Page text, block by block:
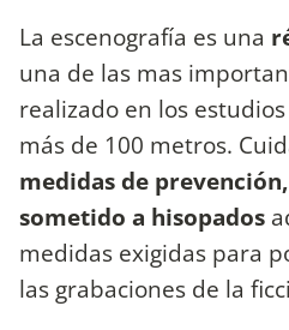
La escenografía es una
una de las mas
realizado en los
más de 100 metros.
medidas de prevención,
sometido a hisopados
medidas exigidas para
las grabaciones de la